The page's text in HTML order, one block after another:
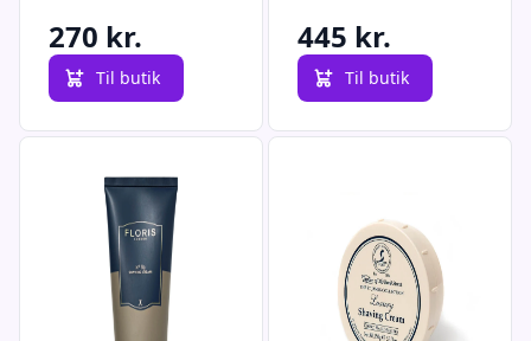
270 kr.
Til butik
445 kr.
Til butik